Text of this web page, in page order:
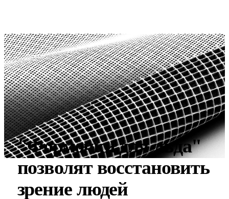
"Формочки для льда"
позволят восстановить
зрение людей